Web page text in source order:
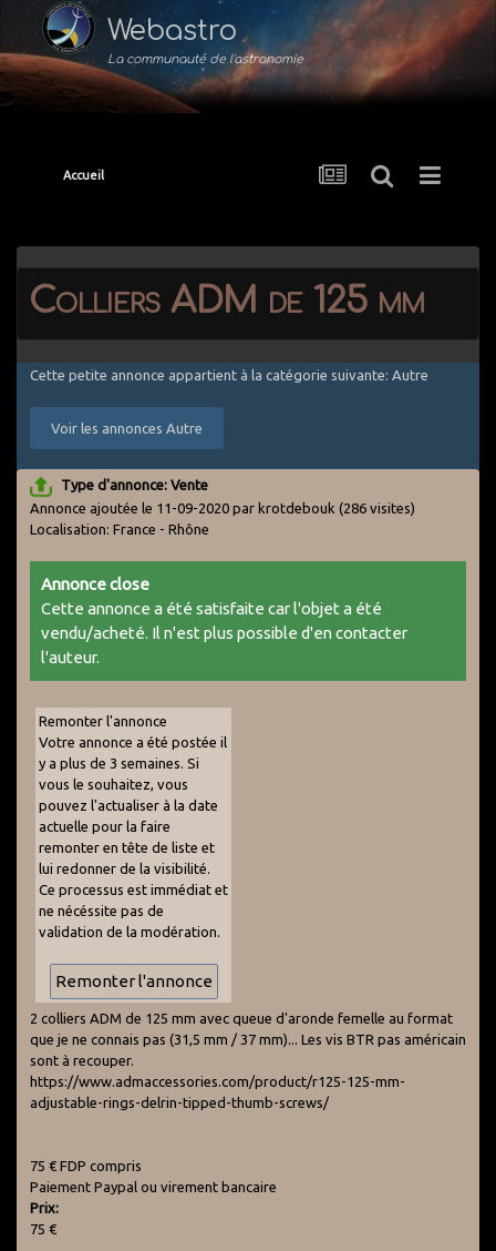
Webastro
La communauté de l'astronomie
Accueil
Colliers ADM de 125 mm
Cette petite annonce appartient à la catégorie suivante: Autre
Voir les annonces Autre
Type d'annonce: Vente
Annonce ajoutée le 11-09-2020 par krotdebouk (286 visites)
Localisation: France - Rhône
Annonce close
Cette annonce a été satisfaite car l'objet a été
vendu/acheté. Il n'est plus possible d'en contacter
l'auteur.
Remonter l'annonce
Votre annonce a été postée il
y a plus de 3 semaines. Si
vous le souhaitez, vous
pouvez l'actualiser à la date
actuelle pour la faire
remonter en tête de liste et
lui redonner de la visibilité.
Ce processus est immédiat et
ne nécéssite pas de
validation de la modération.
2 colliers ADM de 125 mm avec queue d'aronde femelle au format
que je ne connais pas (31,5 mm / 37 mm)... Les vis BTR pas américain
sont à recouper.
https://www.admaccessories.com/product/r125-125-mm-
adjustable-rings-delrin-tipped-thumb-screws/
75 € FDP compris
Paiement Paypal ou virement bancaire
Prix:
75 €